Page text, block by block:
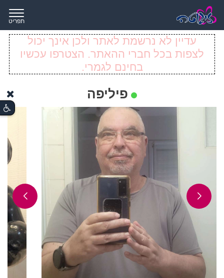
תפריט
עדיין לא נרשמת לאתר ולכן אינך יכול
לצפות בכל חברי ההאתר. הצטרפו עכשיו
בחינם לגמרי.
פיליפה